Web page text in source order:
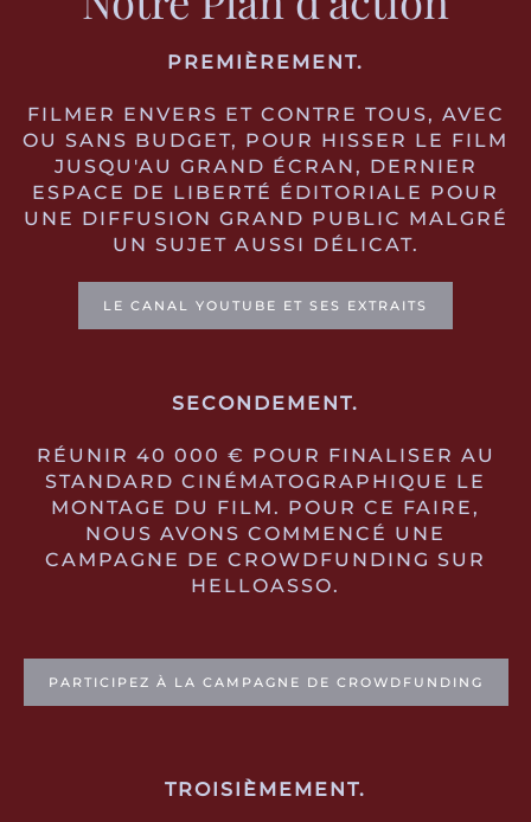
PREMIÈREMENT.
FILMER ENVERS ET CONTRE TOUS, AVEC
OU SANS BUDGET, POUR HISSER LE FILM
JUSQU'AU GRAND ÉCRAN, DERNIER
ESPACE DE LIBERTÉ ÉDITORIALE POUR
UNE DIFFUSION GRAND PUBLIC MALGRÉ
UN SUJET AUSSI DÉLICAT.
LE CANAL YOUTUBE ET SES EXTRAITS
SECONDEMENT.
RÉUNIR 40 000 € POUR FINALISER AU
STANDARD CINÉMATOGRAPHIQUE LE
MONTAGE DU FILM. POUR CE FAIRE,
NOUS AVONS COMMENCÉ UNE
CAMPAGNE DE CROWDFUNDING SUR
HELLOASSO.
PARTICIPEZ À LA CAMPAGNE DE CROWDFUNDING
TROISIÈMEMENT.